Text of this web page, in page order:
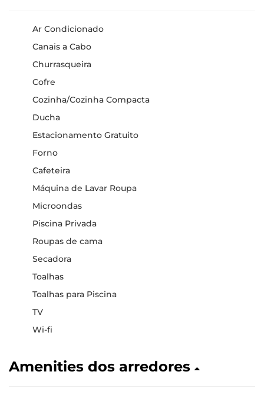
Ar Condicionado
Canais a Cabo
Churrasqueira
Cofre
Cozinha/Cozinha Compacta
Ducha
Estacionamento Gratuito
Forno
Cafeteira
Máquina de Lavar Roupa
Microondas
Piscina Privada
Roupas de cama
Secadora
Toalhas
Toalhas para Piscina
TV
Wi-fi
Amenities dos arredores